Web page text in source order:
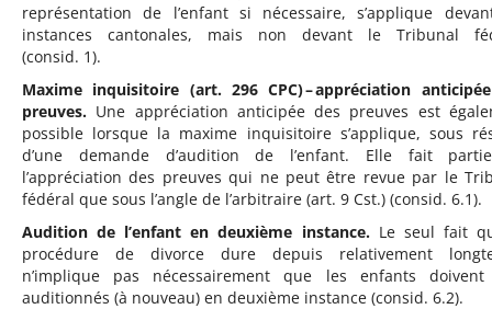
représentation de l’enfant si nécessaire, s’applique
instances cantonales, mais non devant le Tribunal
(consid. 1).
Maxime inquisitoire (art. 296 CPC) – appréciation
preuves. Une appréciation anticipée des preuves est
possible lorsque la maxime inquisitoire s’applique, sous
d’une demande d’audition de l’enfant. Elle fait
l’appréciation des preuves qui ne peut être revue par le
fédéral que sous l’angle de l’arbitraire (art. 9 Cst.) (consid. 6.1).
Audition de l’enfant en deuxième instance.Le seul fait
procédure de divorce dure depuis relativement
n’implique pas nécessairement que les enfants
auditionnés (à nouveau) en deuxième instance (consid. 6.2).